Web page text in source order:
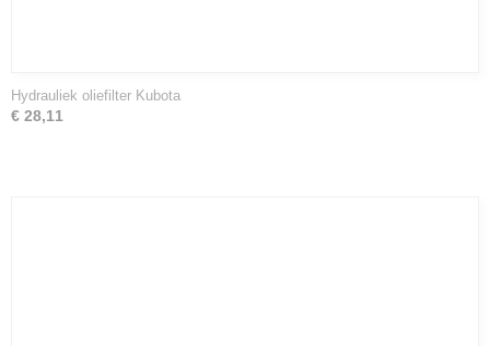
Hydrauliek oliefilter Kubota
€ 28,11